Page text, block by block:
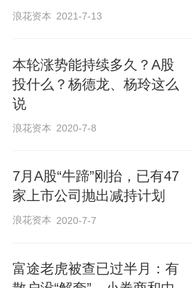
点；深证成指跌3.22%，
创业板指跌3.69%，报
体、芯片、存储器、消
CPO、商业航天、AI算力
具体来看，申万二级行业
工程机械、国有大型银行
工业金属、贸易、军工电
浪花资本 2021-7-13
本轮涨势能持续多久？A股
投什么？杨德龙、杨玲这么
说
浪花资本 2020-7-8
7月A股“牛蹄”刚抬，已有47
家上市公司抛出减持计划
浪花资本 2020-7-7
富途老虎被查已过半月：有